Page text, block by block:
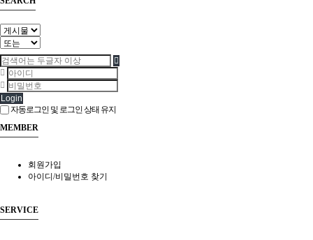
Login
자동로그인 및 로그인 상태 유지
MEMBER
회원가입
아이디/비밀번호 찾기
SERVICE